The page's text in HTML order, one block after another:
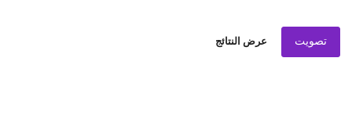
تصويت عرض النتائج